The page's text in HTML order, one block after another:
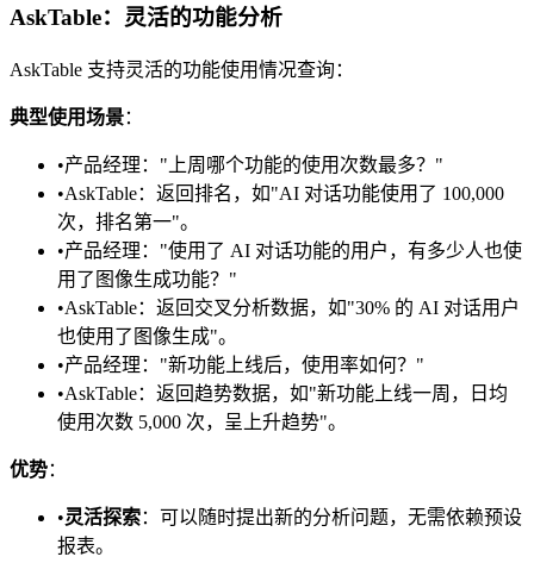
AskTable：灵活的功能分析
AskTable 支持灵活的功能使用情况查询：
典型使用场景：
•产品经理："上周哪个功能的使用次数最多？"
•AskTable：返回排名，如"AI 对话功能使用了 100,000
次，排名第一"。
•产品经理："使用了 AI 对话功能的用户，有多少人也使
用了图像生成功能？"
•AskTable：返回交叉分析数据，如"30% 的 AI 对话用户
也使用了图像生成"。
•产品经理："新功能上线后，使用率如何？"
•AskTable：返回趋势数据，如"新功能上线一周，日均
使用次数 5,000 次，呈上升趋势"。
优势：
•灵活探索：可以随时提出新的分析问题，无需依赖预设
报表。